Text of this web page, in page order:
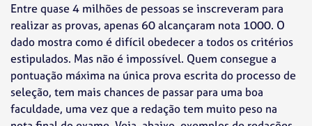
Entre quase 4 milhões de pessoas se inscreveram para
realizar as provas, apenas 60 alcançaram nota 1000. O
dado mostra como é difícil obedecer a todos os critérios
estipulados. Mas não é impossível. Quem consegue a
pontuação máxima na única prova escrita do processo de
seleção, tem mais chances de passar para uma boa
faculdade, uma vez que a redação tem muito peso na